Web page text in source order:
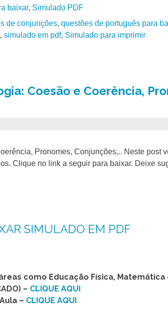
baixar, Simulado PDF
de conjunções, questões de português para
, simulado em pdf, Simulado para imprimir
Coesão e Coerência,
Pronomes, Conjunções,.. Neste post
Clique no link a seguir para baixar. Deixe
SIMULADO EM PDF
como Educação Física, Matemática
– CLIQUE AQUI
– CLIQUE AQUI